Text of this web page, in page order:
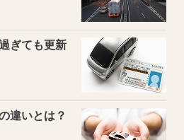
ぎても更新
違いとは？